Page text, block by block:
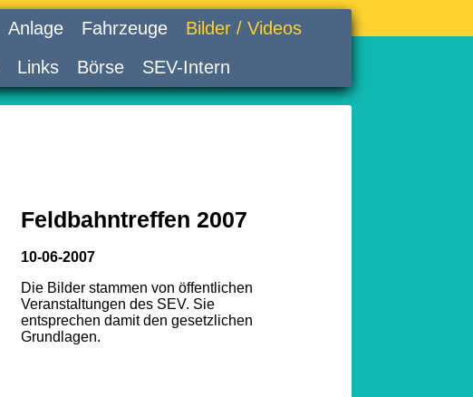
Anlage Fahrzeuge
Bilder / Videos
Links Börse SEV-Intern
Feldbahntreffen 2007
10-06-2007
Die Bilder stammen von öffentlichen
Veranstaltungen des SEV. Sie
entsprechen damit den gesetzlichen
Grundlagen.